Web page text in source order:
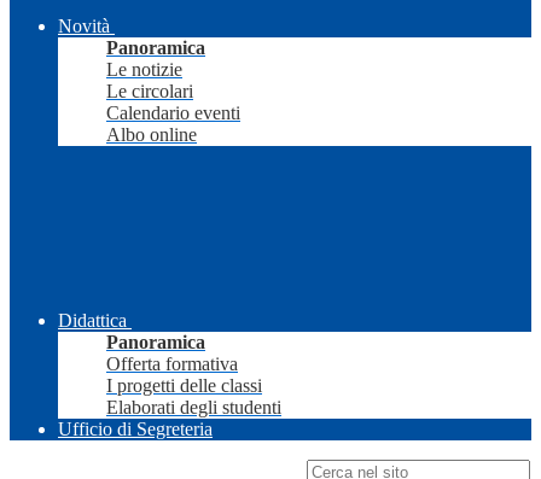
Novità
Panoramica
Le notizie
Le circolari
Calendario eventi
Albo online
Didattica
Panoramica
Offerta formativa
I progetti delle classi
Elaborati degli studenti
Ufficio di Segreteria